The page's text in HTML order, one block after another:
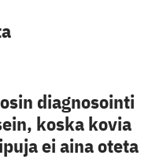
diagnosointi
koska kovia
ei aina oteta